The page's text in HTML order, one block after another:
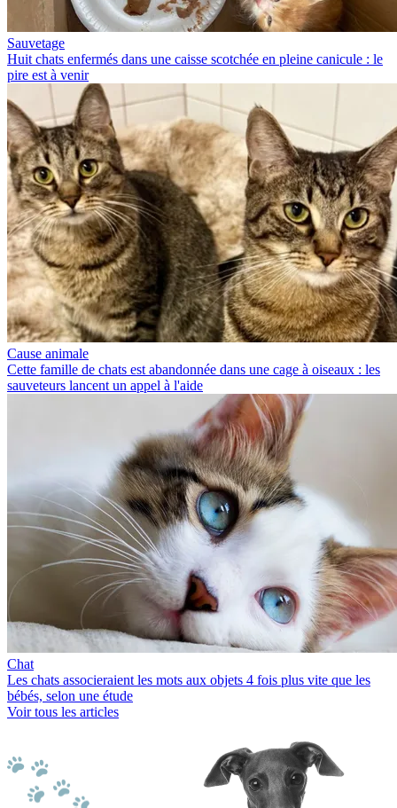
Sauvetage
Huit chats enfermés dans une caisse scotchée en pleine canicule : le
pire est à venir
Cause animale
Cette famille de chats est abandonnée dans une cage à oiseaux : les
sauveteurs lancent un appel à l'aide
Chat
Les chats associeraient les mots aux objets 4 fois plus vite que les
bébés, selon une étude
Voir tous les articles